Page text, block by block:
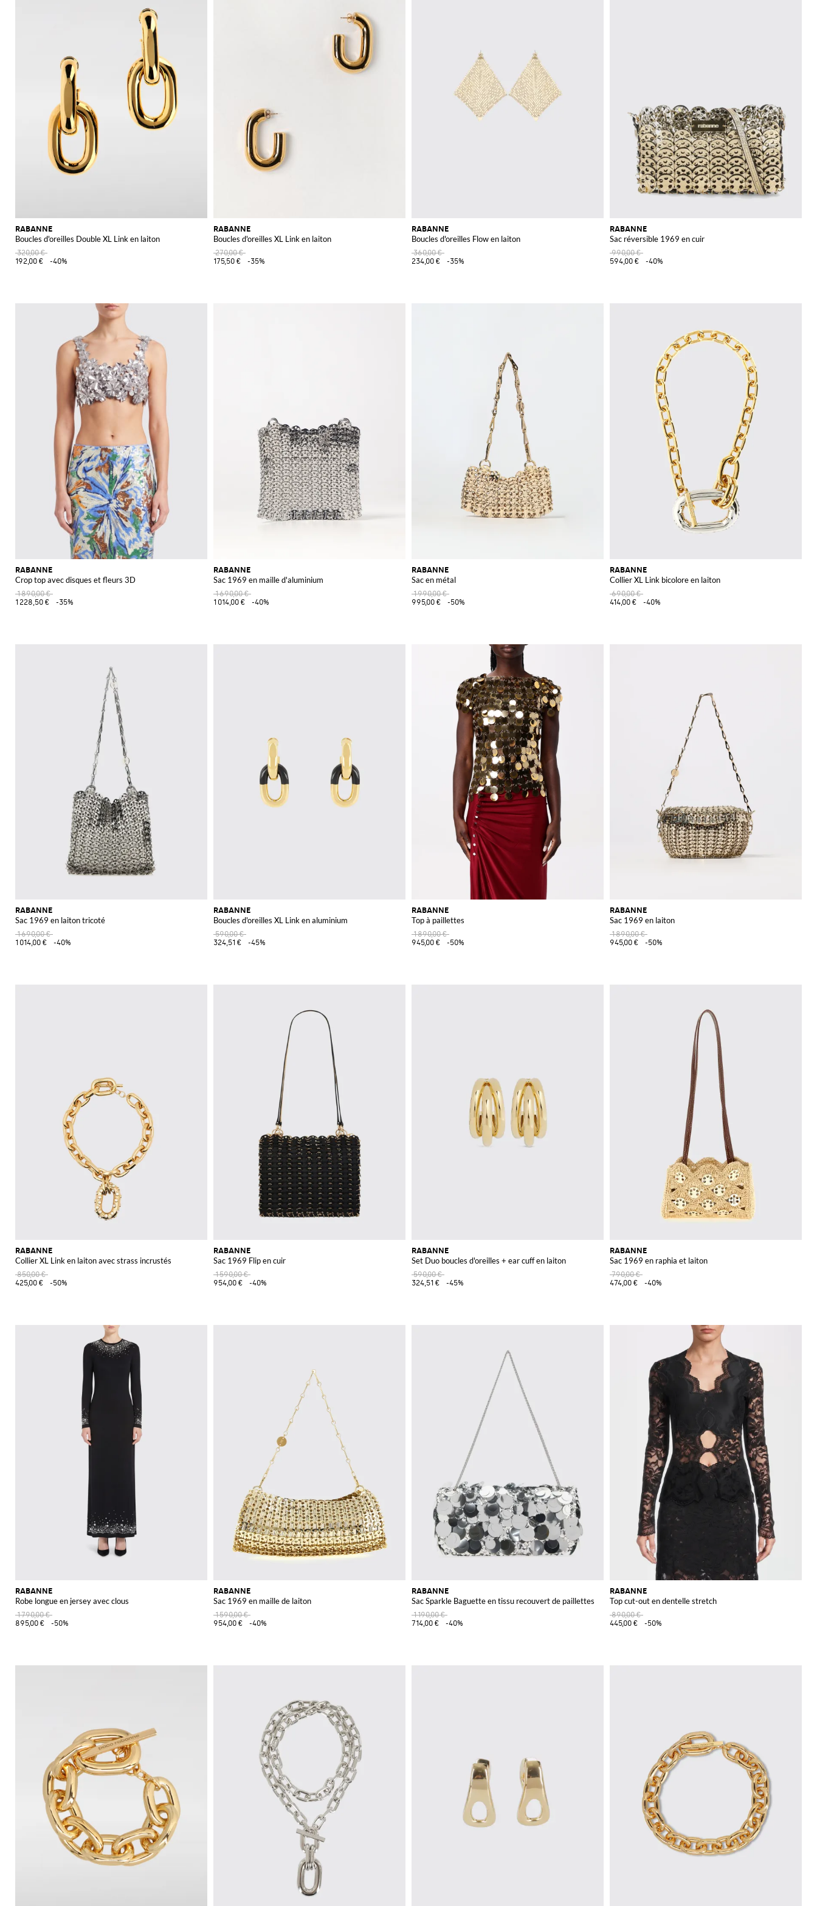
RABANNE
Boucles d'oreilles Double XL Link en laiton
320,00 €
192,00 €
-40%
RABANNE
Boucles d'oreilles XL Link en laiton
270,00 €
175,50 €
-35%
RABANNE
Boucles d'oreilles Flow en laiton
360,00 €
234,00 €
-35%
RABANNE
Sac réversible 1969 en cuir
990,00 €
594,00 €
-40%
RABANNE
Crop top avec disques et fleurs 3D
1 890,00 €
1 228,50 €
-35%
RABANNE
Sac 1969 en maille d'aluminium
1 690,00 €
1 014,00 €
-40%
RABANNE
Sac en métal
1 990,00 €
995,00 €
-50%
RABANNE
Collier XL Link bicolore en laiton
690,00 €
414,00 €
-40%
RABANNE
Sac 1969 en laiton tricoté
1 690,00 €
1 014,00 €
-40%
RABANNE
Boucles d'oreilles XL Link en aluminium
590,00 €
324,51 €
-45%
RABANNE
Top à paillettes
1 890,00 €
945,00 €
-50%
RABANNE
Sac 1969 en laiton
1 890,00 €
945,00 €
-50%
RABANNE
Collier XL Link en laiton avec strass incrustés
850,00 €
425,00 €
-50%
RABANNE
Sac 1969 Flip en cuir
1 590,00 €
954,00 €
-40%
RABANNE
Set Duo boucles d'oreilles + ear cuff en laiton
590,00 €
324,51 €
-45%
RABANNE
Sac 1969 en raphia et laiton
790,00 €
474,00 €
-40%
RABANNE
Robe longue en jersey avec clous
1 790,00 €
895,00 €
-50%
RABANNE
Sac 1969 en maille de laiton
1 590,00 €
954,00 €
-40%
RABANNE
Sac Sparkle Baguette en tissu recouvert de paillettes
1 190,00 €
714,00 €
-40%
RABANNE
Top cut-out en dentelle stretch
890,00 €
445,00 €
-50%